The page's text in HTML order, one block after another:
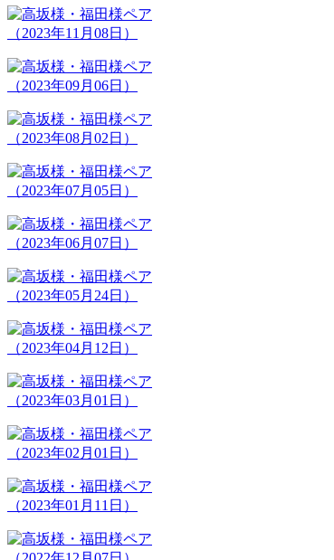
（2023年11月08日）
（2023年09月06日）
（2023年08月02日）
（2023年07月05日）
（2023年06月07日）
（2023年05月24日）
（2023年04月12日）
（2023年03月01日）
（2023年02月01日）
（2023年01月11日）